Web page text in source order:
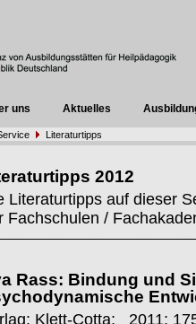
uns Aktuelles
Literaturtipps
2012
Literaturtipps auf dieser
Fachschulen /
Rass: Bindung und
Klett-Cotta; 2011;